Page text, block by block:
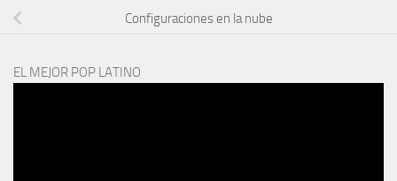
Configuraciones en la nube
EL MEJOR POP LATINO